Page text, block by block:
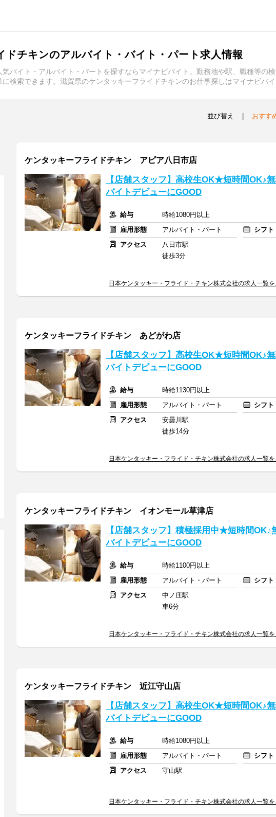
ドチキンのアルバイト・バイト・パート求人情報
バイト・アルバイト・パートを探すならマイナビバイト。勤務地や駅、職種等の
検索できます。滋賀県のケンタッキーフライドチキンのお仕事探しはマイナビバイ
並び替え おすす
ケンタッキーフライドチキン アピア八日市店
【店舗スタッフ】高校生OK★短時間OK♪
バイトデビューにGOOD
給与
時給1080円以上
雇用形態
アルバイト・パート シフト
アクセス
八日市駅
徒歩3分
日本ケンタッキー・フライド・チキン株式会社の求人一覧を
ケンタッキーフライドチキン あどがわ店
【店舗スタッフ】高校生OK★短時間OK♪
バイトデビューにGOOD
給与
時給1130円以上
雇用形態
アルバイト・パート シフト
アクセス
安曇川駅
徒歩14分
日本ケンタッキー・フライド・チキン株式会社の求人一覧を
ケンタッキーフライドチキン イオンモール草津店
【店舗スタッフ】積極採用中★短時間
バイトデビューにGOOD
給与
時給1100円以上
雇用形態
アルバイト・パート シフト
アクセス
中ノ庄駅
車6分
日本ケンタッキー・フライド・チキン株式会社の求人一覧を
ケンタッキーフライドチキン 近江守山店
【店舗スタッフ】高校生OK★短時間OK♪
バイトデビューにGOOD
給与
時給1080円以上
雇用形態
アルバイト・パート シフト
アクセス
守山駅
日本ケンタッキー・フライド・チキン株式会社の求人一覧を